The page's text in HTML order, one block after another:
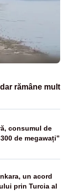
rămâne mult
consumul de
de megawați”
un acord
prin Turcia al